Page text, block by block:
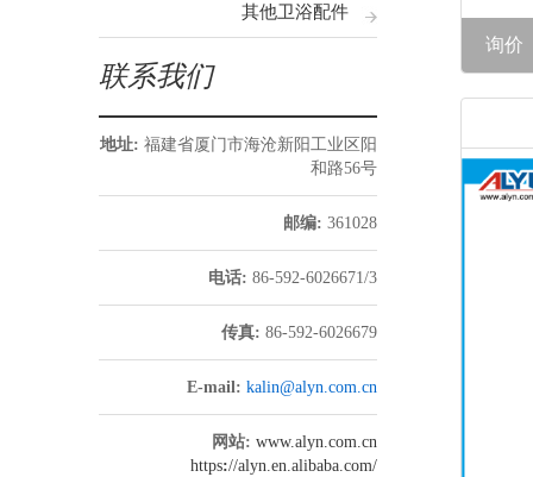
其他卫浴配件
联系我们
地址: 福建省厦门市海沧新阳工业区阳
和路56号
邮编: 361028
电话: 86-592-6026671/3
传真: 86-592-6026679
E-mail: kalin@alyn.com.cn
网站: www.alyn.com.cn
https://alyn.en.alibaba.com/
询价